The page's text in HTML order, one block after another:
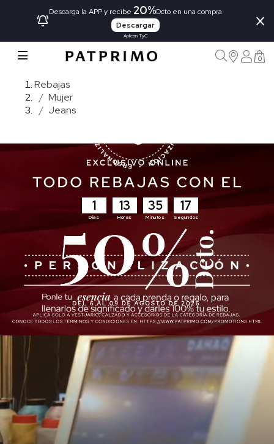
Descarga la APP y recibe 20%Dcto en una compra
Descargar
Aplican TyC
×
0
Rebajas
Mujer
Jeans
1
Días
13
Horas
35
Minutos
15
Segundos